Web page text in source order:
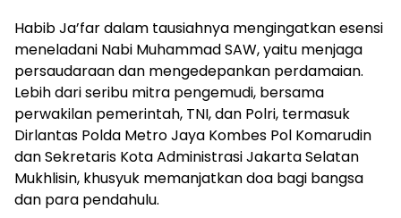
Habib Ja’far dalam tausiahnya mengingatkan esensi
meneladani Nabi Muhammad SAW, yaitu menjaga
persaudaraan dan mengedepankan perdamaian.
Lebih dari seribu mitra pengemudi, bersama
perwakilan pemerintah, TNI, dan Polri, termasuk
Dirlantas Polda Metro Jaya Kombes Pol Komarudin
dan Sekretaris Kota Administrasi Jakarta Selatan
Mukhlisin, khusyuk memanjatkan doa bagi bangsa
dan para pendahulu.